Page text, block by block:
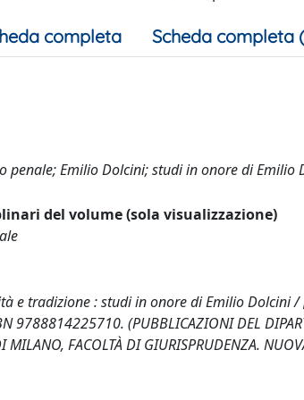
completa Scheda completa
penale; Emilio Dolcini; studi in onore di Emilio
del volume (sola visualizzazione)
e tradizione : studi in onore di Emilio Dolcini /
(PUBBLICAZIONI DEL
MILANO, FACOLTÀ DI GIURISPRUDENZA.